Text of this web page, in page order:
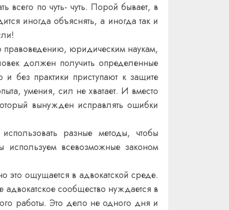
по чуть- чуть. Порой бывает, в
иногда объяснять, а иногда так и
правоведению, юридическим наукам,
должен получить определенные
без практики приступают к защите
умения, сил не хватает. И вместо
вынужден исправлять ошибки
разные методы, чтобы
всевозможные законом
ощущается в адвокатской среде.
сообщество нуждается в
работы. Это дело не одного дня и